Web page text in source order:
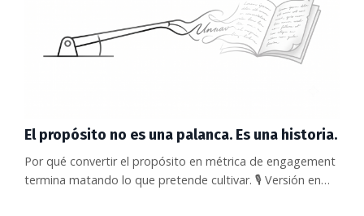
El propósito no es una palanca. Es una historia.
Por qué convertir el propósito en métrica de engagement
termina matando lo que pretende cultivar. 🎙️ Versión en